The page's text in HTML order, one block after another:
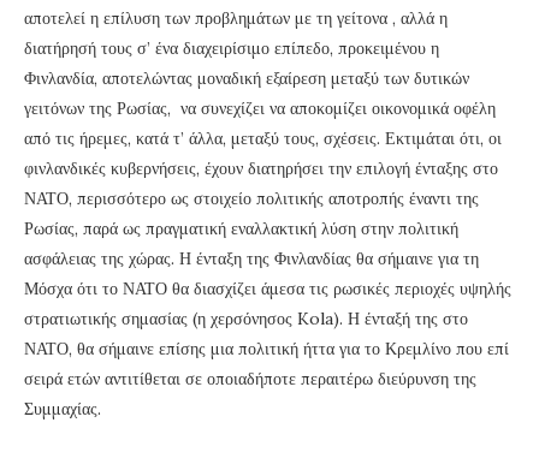
αποτελεί η επίλυση των προβλημάτων με τη γείτονα , αλλά η
διατήρησή τους σ’ ένα διαχειρίσιμο επίπεδο, προκειμένου η
Φινλανδία, αποτελώντας μοναδική εξαίρεση μεταξύ των δυτικών
γειτόνων της Ρωσίας, να συνεχίζει να αποκομίζει οικονομικά οφέλη
από τις ήρεμες, κατά τ’ άλλα, μεταξύ τους, σχέσεις. Εκτιμάται ότι, οι
φινλανδικές κυβερνήσεις, έχουν διατηρήσει την επιλογή ένταξης στο
ΝΑΤΟ, περισσότερο ως στοιχείο πολιτικής αποτροπής έναντι της
Ρωσίας, παρά ως πραγματική εναλλακτική λύση στην πολιτική
ασφάλειας της χώρας. Η ένταξη της Φινλανδίας θα σήμαινε για τη
Μόσχα ότι το ΝΑΤΟ θα διασχίζει άμεσα τις ρωσικές περιοχές υψηλής
στρατιωτικής σημασίας (η χερσόνησος Kola). Η ένταξή της στο
ΝΑΤΟ, θα σήμαινε επίσης μια πολιτική ήττα για το Κρεμλίνο που επί
σειρά ετών αντιτίθεται σε οποιαδήποτε περαιτέρω διεύρυνση της
Συμμαχίας.